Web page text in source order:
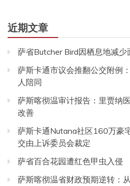
近期文章
萨省Butcher Bird因栖息地减少
萨斯卡通市议会推翻公交附例
人陪同
萨斯喀彻温审计报告：里贾纳
改善
萨斯卡通Nutana社区160万豪
交由上诉委员会裁定
萨省百合花园遭红色甲虫入侵
萨斯喀彻温省财政预期逆转：